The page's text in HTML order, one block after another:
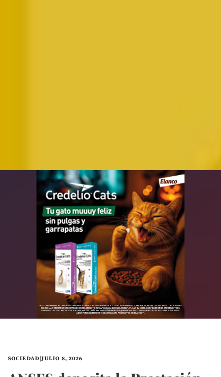
SOCIEDAD|JULIO 8, 2026